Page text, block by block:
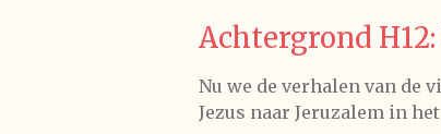
Achtergrond
Nu we de verhalen van de
Jezus naar Jeruzalem in het